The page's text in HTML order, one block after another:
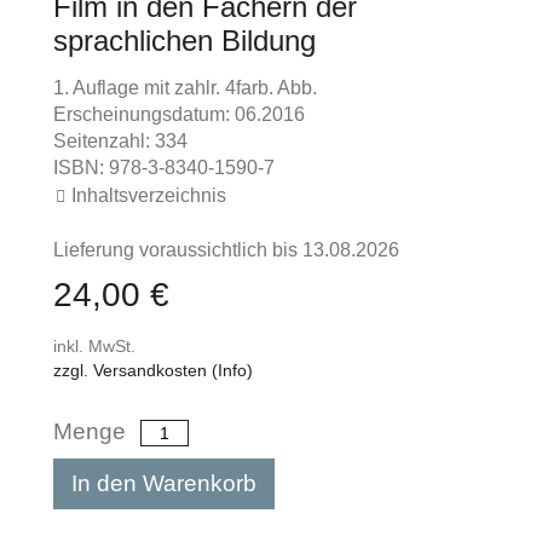
Film in den Fächern der
sprachlichen Bildung
1. Auflage mit zahlr. 4farb. Abb.
Erscheinungsdatum: 06.2016
Seitenzahl: 334
ISBN: 978-3-8340-1590-7
Inhaltsverzeichnis
Lieferung voraussichtlich bis 13.08.2026
24,00 €
inkl. MwSt.
zzgl. Versandkosten (Info)
Menge
In den Warenkorb